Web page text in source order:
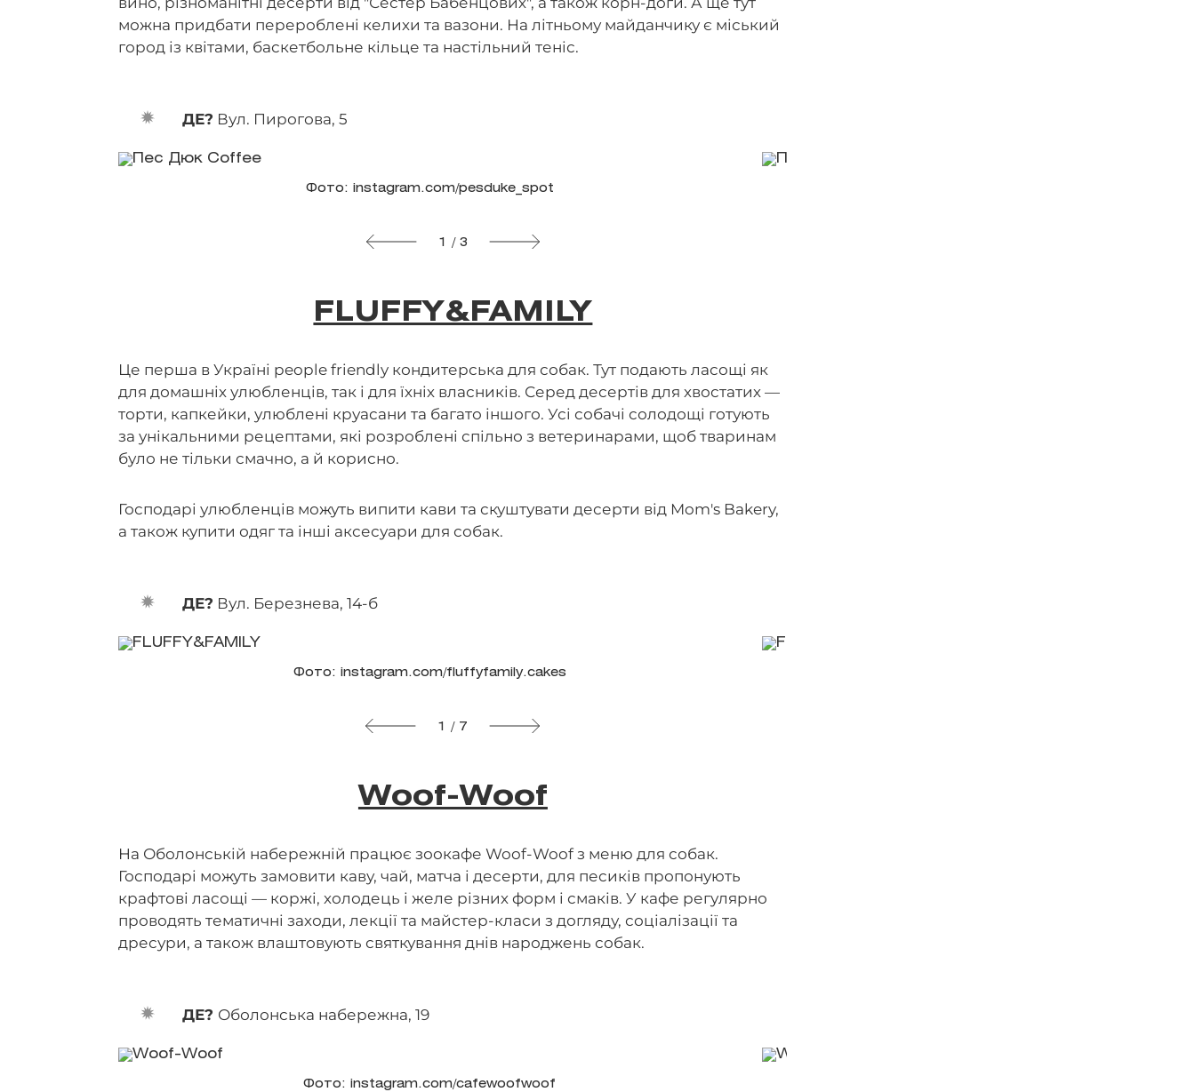
можна придбати перероблені келихи та вазони. На літньому майданчику є міський
город із квітами, баскетбольне кільце та настільний теніс.
ДЕ? Вул. Пирогова, 5
Фото: instagram.com/pesduke_spot
1 / 3
FLUFFY&FAMILY
Це перша в Україні people friendly кондитерська для собак. Тут подають ласощі як
для домашніх улюбленців, так і для їхніх власників. Серед десертів для хвостатих —
торти, капкейки, улюблені круасани та багато іншого. Усі собачі солодощі готують
за унікальними рецептами, які розроблені спільно з ветеринарами, щоб тваринам
було не тільки смачно, а й корисно.
Господарі улюбленців можуть випити кави та скуштувати десерти від Mom's Bakery,
а також купити одяг та інші аксесуари для собак.
ДЕ? Вул. Березнева, 14-б
Фото: instagram.com/fluffyfamily.cakes
1 / 7
Woof-Woof
На Оболонській набережній працює зоокафе Woof-Woof з меню для собак.
Господарі можуть замовити каву, чай, матча і десерти, для песиків пропонують
крафтові ласощі — коржі, холодець і желе різних форм і смаків. У кафе регулярно
проводять тематичні заходи, лекції та майстер-класи з догляду, соціалізації та
дресури, а також влаштовують святкування днів народжень собак.
ДЕ? Оболонська набережна, 19
Фото: instagram.com/cafewoofwoof